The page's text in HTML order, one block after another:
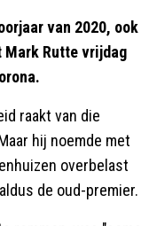
van 2020, ook
Rutte vrijdag
raakt van die
hij noemde met
overbelast
de oud-premier.